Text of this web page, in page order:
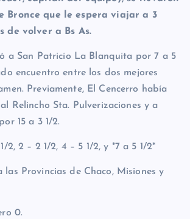
Bronce que le espera viajar a 3
de volver a Bs As.
a San Patricio La Blanquita por 7 a 5
encuentro entre los dos mejores
Previamente, El Cencerro había
Relincho Sta. Pulverizaciones y a
15 a 3 1/2.
2, 2 – 2 1/2, 4 – 5 1/2, y *7 a 5 1/2*
las Provincias de Chaco, Misiones y
0.